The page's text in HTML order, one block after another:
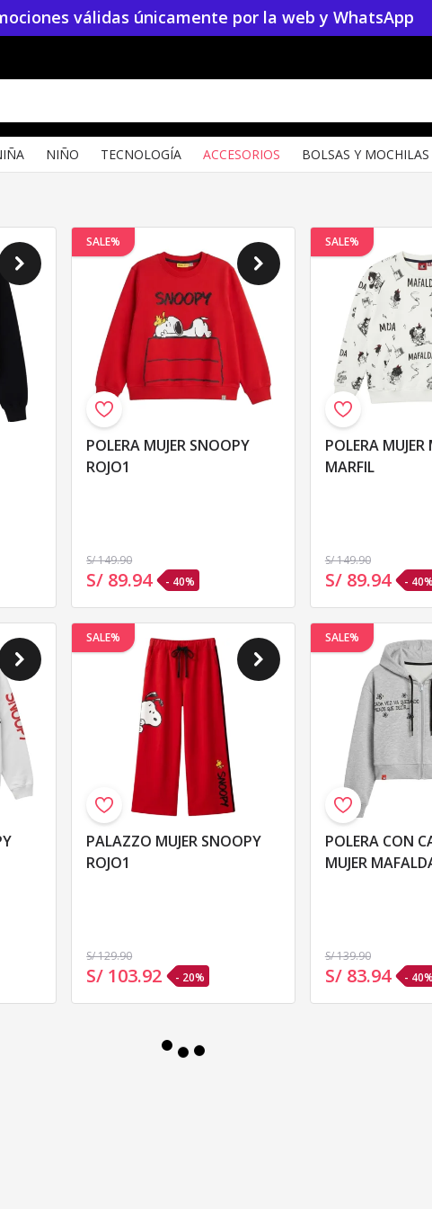
válidas únicamente por la web y WhatsApp
NIÑO TECNOLOGÍA ACCESORIOS BOLSAS Y MOCHILAS
SALE%
POLERA MUJER SNOOPY
ROJO1
S/ 149.90
S/ 89.94 - 40%
SALE%
POLERA MUJER MAFALDA
MARFIL
S/ 149.90
S/ 89.94 - 40%
SALE%
PALAZZO MUJER SNOOPY
ROJO1
S/ 129.90
S/ 103.92 - 20%
SALE%
POLERA CON
MUJER
S/ 139.90
S/ 83.94 - 40%